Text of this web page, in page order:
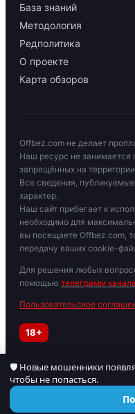
База знаний
Методология
Редполитика
О проекте
Карта обзоров
Offbez.com не делает
Наш ресурс не занимается
запрещённых на
Все сведения,
характер.
Наш сайт прибегает к
необходимо для
вы посещаете Offbez.com,
передачу ваших cookie-
Для решения любых
помощью телеграмм канала
Пользовательское
18+
Играйте осторожно. При
специалисту. Материалы
🛡 Новые мошенники
чтобы не попасться.